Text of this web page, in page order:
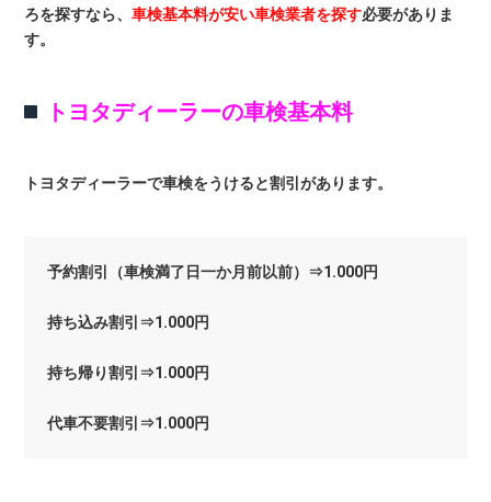
ろを探すなら、車検基本料が安い車検業者を探す必要がありま
す。
トヨタディーラーの車検基本料
トヨタディーラーで車検をうけると割引があります。
予約割引（車検満了日一か月前以前）⇒1.000円
持ち込み割引⇒1.000円
持ち帰り割引⇒1.000円
代車不要割引⇒1.000円